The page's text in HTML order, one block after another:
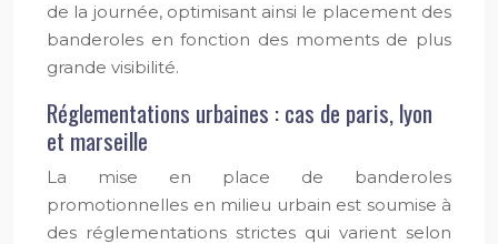
de la journée, optimisant ainsi le placement des
banderoles en fonction des moments de plus
grande visibilité.
Réglementations urbaines : cas de paris, lyon
et marseille
La mise en place de banderoles
promotionnelles en milieu urbain est soumise à
des réglementations strictes qui varient selon